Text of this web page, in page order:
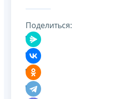
Поделиться: